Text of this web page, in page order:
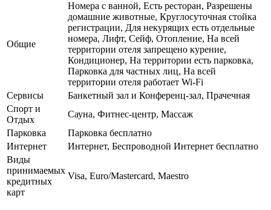
Общие
Номера с ванной, Есть ресторан, Разрешены
домашние животные, Круглосуточная стойка
регистрации, Для некурящих есть отдельные
номера, Лифт, Сейф, Отопление, На всей
территории отеля запрещено курение,
Кондиционер, На территории есть парковка,
Парковка для частных лиц, На всей
территории отеля работает Wi-Fi
Сервисы
Банкетный зал и Конференц-зал, Прачечная
Спорт и
Отдых
Сауна, Фитнес-центр, Массаж
Парковка
Парковка бесплатно
Интернет
Интернет, Беспроводной Интернет бесплатно
Виды
принимаемых
кредитных
карт
Visa, Euro/Mastercard, Maestro